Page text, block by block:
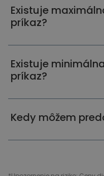
Existuje
príkaz?
Existuje
príkaz?
Kedy môžem